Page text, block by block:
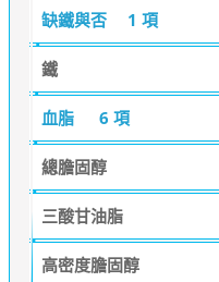
缺鐵與否 1 項
鐵
血脂 6 項
總膽固醇
三酸甘油脂
高密度膽固醇